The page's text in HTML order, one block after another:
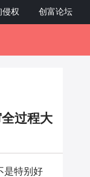
侵权 创富论坛
过程大
是特别好